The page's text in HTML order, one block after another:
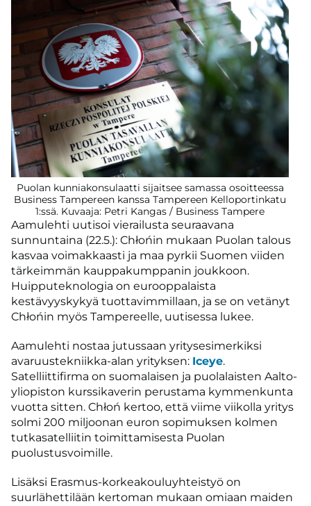
Puolan kunniakonsulaatti sijaitsee samassa osoitteessa
Business Tampereen kanssa Tampereen Kelloportinkatu
1:ssä. Kuvaaja: Petri Kangas / Business Tampere
Aamulehti uutisoi vierailusta seuraavana
sunnuntaina (22.5.): Chłońin mukaan Puolan talous
kasvaa voimakkaasti ja maa pyrkii Suomen viiden
tärkeimmän kauppakumppanin joukkoon.
Huipputeknologia on eurooppalaista
kestävyyskykyä tuottavimmillaan, ja se on vetänyt
Chłońin myös Tampereelle, uutisessa lukee.
Aamulehti nostaa jutussaan yritysesimerkiksi
avaruustekniikka-alan yrityksen: Iceye.
Satelliittifirma on suomalaisen ja puolalaisten Aalto-
yliopiston kurssikaverin perustama kymmenkunta
vuotta sitten. Chłoń kertoo, että viime viikolla yritys
solmi 200 miljoonan euron sopimuksen kolmen
tutkasatelliitin toimittamisesta Puolan
puolustusvoimille.
Lisäksi Erasmus-korkeakouluyhteistyö on
suurlähettilään kertoman mukaan omiaan maiden